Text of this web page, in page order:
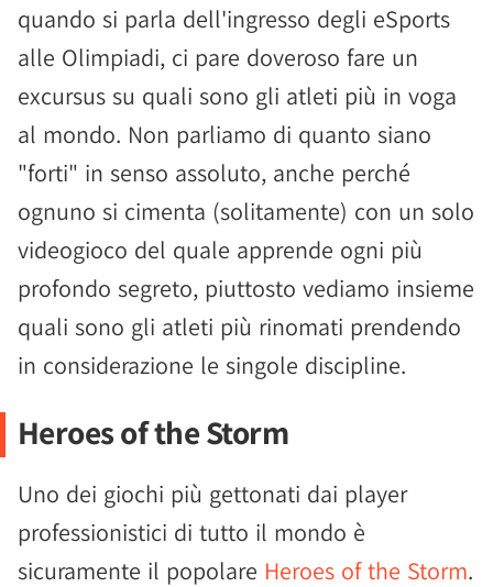
quando si parla dell'ingresso degli eSports
alle Olimpiadi, ci pare doveroso fare un
excursus su quali sono gli atleti più in voga
al mondo. Non parliamo di quanto siano
"forti" in senso assoluto, anche perché
ognuno si cimenta (solitamente) con un solo
videogioco del quale apprende ogni più
profondo segreto, piuttosto vediamo insieme
quali sono gli atleti più rinomati prendendo
in considerazione le singole discipline.
Heroes of the Storm
Uno dei giochi più gettonati dai player
professionistici di tutto il mondo è
sicuramente il popolare Heroes of the Storm.